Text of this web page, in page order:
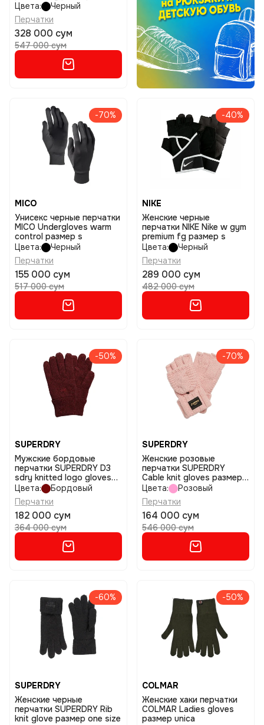
Цвета:
Черный
Перчатки
328 000 сум
547 000 сум
-70%
MICO
Унисекс черные перчатки
MICO Undergloves warm
control размер s
Цвета:
Черный
Перчатки
155 000 сум
517 000 сум
-40%
NIKE
Женские черные
перчатки NIKE Nike w gym
premium fg размер s
Цвета:
Черный
Перчатки
289 000 сум
482 000 сум
-50%
SUPERDRY
Мужские бордовые
перчатки SUPERDRY D3
sdry knitted logo gloves
размер one size
Цвета:
Бордовый
Перчатки
182 000 сум
364 000 сум
-70%
SUPERDRY
Женские розовые
перчатки SUPERDRY
Cable knit gloves размер
one size
Цвета:
Розовый
Перчатки
164 000 сум
546 000 сум
-60%
SUPERDRY
Женские черные
перчатки SUPERDRY Rib
knit glove размер one size
-50%
COLMAR
Женские хаки перчатки
COLMAR Ladies gloves
размер unica